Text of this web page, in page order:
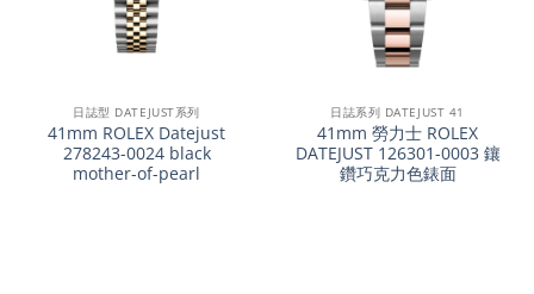
日誌型 DATEJUST系列
41mm ROLEX Datejust
278243-0024 black
mother-of-pearl
日誌系列 DATEJUST 41
41mm 勞力士 ROLEX
DATEJUST 126301-0003 鑲
鑽巧克力色錶面